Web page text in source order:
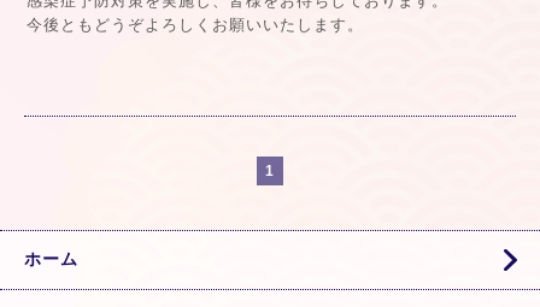
今後ともどうぞよろしくお願いいたします。
1
ホーム